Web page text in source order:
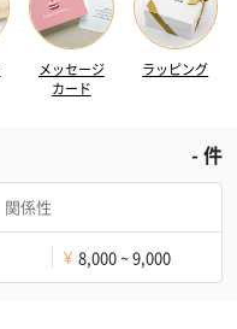
メッセージ
カード
ラッピング
-件
関係性
¥ 8,000 ~ 9,000